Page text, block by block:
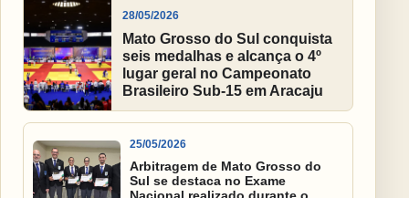
28/05/2026
Mato Grosso do Sul conquista
seis medalhas e alcança o 4º
lugar geral no Campeonato
Brasileiro Sub-15 em Aracaju
25/05/2026
Arbitragem de Mato Grosso do
Sul se destaca no Exame